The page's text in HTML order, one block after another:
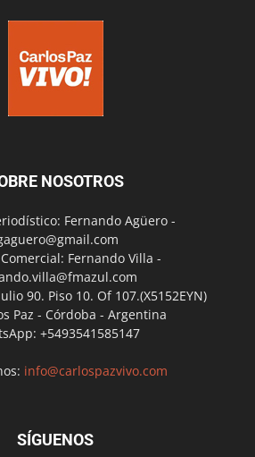
NOSOTROS
Fernando Agüero -
Fernando Villa -
90. Piso 10. Of 107.(X5152EYN)
Paz - Córdoba - Argentina
+5493541585147
info@carlospazvivo.com
SÍGUENOS